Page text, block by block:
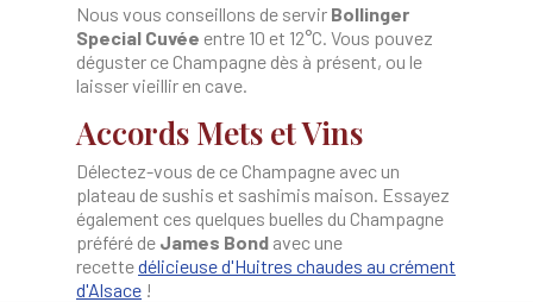
Nous vous conseillons de servir Bollinger
Special Cuvée entre 10 et 12°C. Vous pouvez
déguster ce Champagne dès à présent, ou le
laisser vieillir en cave.
Accords Mets et Vins
Délectez-vous de ce Champagne avec un
plateau de sushis et sashimis maison. Essayez
également ces quelques buelles du Champagne
préféré de James Bond avec une
recettedélicieuse d'Huitres chaudes au crément
d'Alsace !